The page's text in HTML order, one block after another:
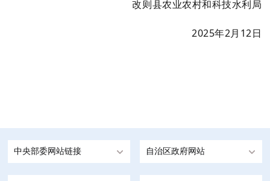
改则县农业农村和科技水利局
2025年2月12日
中央部委网站链接 自治区政府网站